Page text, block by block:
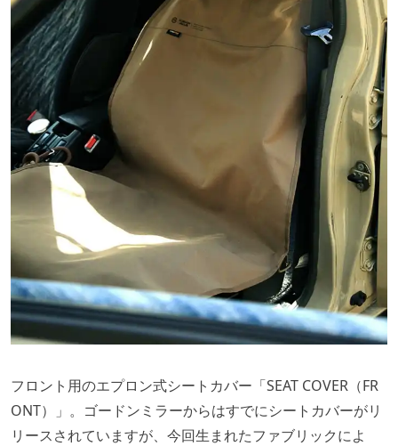
フロント用のエプロン式シートカバー「SEAT COVER（FR
ONT）」。ゴードンミラーからはすでにシートカバーがリ
リースされていますが、今回生まれたファブリックによ